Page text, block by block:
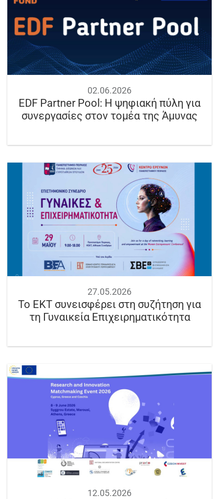
02.06.2026
EDF Partner Pool: Η ψηφιακή πύλη για
συνεργασίες στον τομέα της Άμυνας
27.05.2026
Το ΕΚΤ συνεισφέρει στη συζήτηση για
τη Γυναικεία Επιχειρηματικότητα
12.05.2026